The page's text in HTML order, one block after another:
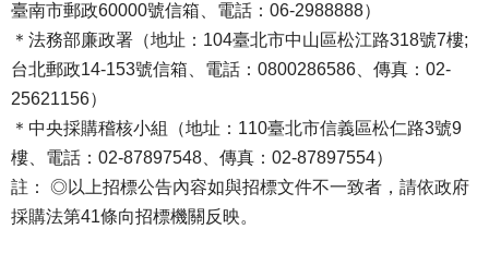
臺南市郵政60000號信箱、電話：06-2988888）
＊法務部廉政署（地址：104臺北市中山區松江路318號7樓;
台北郵政14-153號信箱、電話：0800286586、傳真：02-
25621156）
＊中央採購稽核小組（地址：110臺北市信義區松仁路3號9
樓、電話：02-87897548、傳真：02-87897554）
註： ◎以上招標公告內容如與招標文件不一致者，請依政府
採購法第41條向招標機關反映。